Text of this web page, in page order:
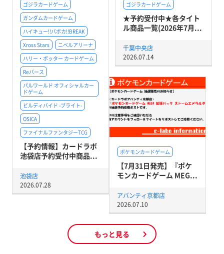
ゴジラカードゲーム
ガンダムカードゲーム
ハイキュー!!バボカ!!BREAK
Xross Stars
ニベルアリーナ
ハリー・ポッター カードゲーム
Reバース
パルワールド オフィシャルカー
ドゲーム
ビルディバイド -ブライト-
OSICA
ファイナルファンタジーTCG
【予約情報】カードラボ
池袋店予約受付中商品...
池袋店
2026.07.28
ゴジラカードゲーム
★予約受付中★各タイト
ル商品一覧(2026年7月...
千葉中央店
2026.07.14
ポケモンカードゲーム
【7月31日発売】『ポケ
モンカードゲーム MEG...
アバンティ京都店
2026.07.10
もっと見る